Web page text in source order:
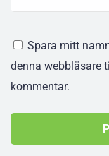
Spara mitt
denna webbläsare
kommentar.